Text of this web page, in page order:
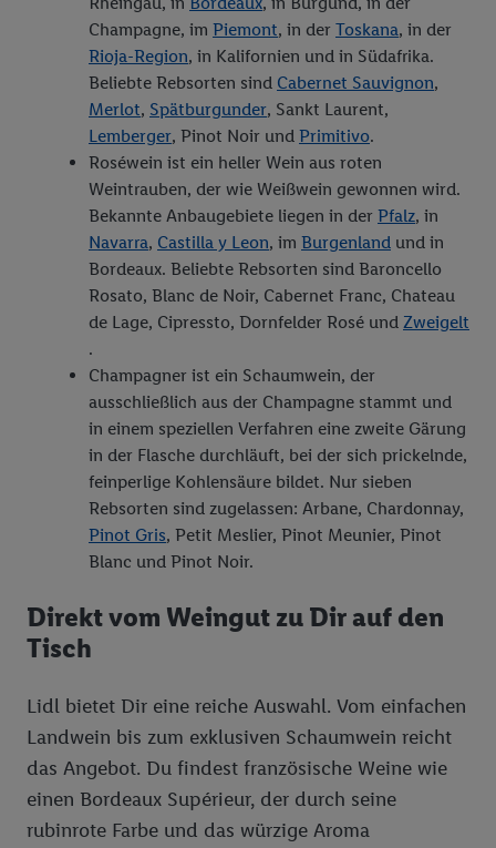
Champagne, im Piemont, in der Toskana, in der
Rioja-Region, in Kalifornien und in Südafrika.
Beliebte Rebsorten sind Cabernet Sauvignon,
Merlot, Spätburgunder, Sankt Laurent,
Lemberger, Pinot Noir und Primitivo.
Roséwein ist ein heller Wein aus roten
Weintrauben, der wie Weißwein gewonnen wird.
Bekannte Anbaugebiete liegen in der Pfalz, in
Navarra, Castilla y Leon, im Burgenland und in
Bordeaux. Beliebte Rebsorten sind Baroncello
Rosato, Blanc de Noir, Cabernet Franc, Chateau
de Lage, Cipressto, Dornfelder Rosé und Zweigelt
.
Champagner ist ein Schaumwein, der
ausschließlich aus der Champagne stammt und
in einem speziellen Verfahren eine zweite Gärung
in der Flasche durchläuft, bei der sich prickelnde,
feinperlige Kohlensäure bildet. Nur sieben
Rebsorten sind zugelassen: Arbane, Chardonnay,
Pinot Gris, Petit Meslier, Pinot Meunier, Pinot
Blanc und Pinot Noir.
Direkt vom Weingut zu Dir auf den
Tisch
Lidl bietet Dir eine reiche Auswahl. Vom einfachen
Landwein bis zum exklusiven Schaumwein reicht
das Angebot. Du findest französische Weine wie
einen Bordeaux Supérieur, der durch seine
rubinrote Farbe und das würzige Aroma
Zudem werden einem der o.g. Partner Daten über Ihr
Kaufverhalten in den Lidl-Diensten zur Verfügung gestellt,
damit dieser alseigenständig Verantwortlicherden Erfolg von
Werbekampagnen seiner Auftraggeber messen kann.
Die Erstellung personalisierter Werbung basiert auf der
Generierung von auch mit Daten von anderen Diensten
angereicherten Profilen. Dies umfasst die Zusammenführung
von Daten (z.B. über Ihre Nutzung der Lidl-Dienste, Ihr
Kaufverhalten in den Lidl-Diensten, Informationen aus Ihrem
Kundenkonto - z.B. Alter oder Geschlecht - sowie Ihre genauen
Standortdaten) auch über verschiedene Endgeräte und Lidl-
Dienste hinweg einschließlich dem Speichern von und/ oder
dem Zugriff auf Informationen auf Ihren Endgeräten zur
Erstellung von Zielgruppen (sogenannten Segmenten). Im
Zusammenhang mit dem Ausspielen dieser Werbung erfolgen
Verarbeitungen auch zur Leistungs-/ Erfolgsmessung der
Werbung, zur Zielgruppenforschung, zur Entwicklung von
Angeboten sowie zur technischen Sicherung und Optimierung
dieser Werbeausspielungen.
Sofern Sie hier Ihre Zustimmung dazu erteilen und danach ein
Lidl Plus-Konto erstellen bzw. sich in Ihr bestehendes Lidl
Plus-Konto einloggen, kann darüber hinaus auch Ihre dort
Verantwortlichkeit mit einem der oben genannten Partner
verwendet werden, um daraus eine spezielle Online-Kennung
die sogleich beschriebene Utiq-Kennung verwenden können,
um Sie in von Dritten betriebenen Diensten zu erkennen und
uns und einem der anderen oben genannten Partner auch Ihre
in einen Hashwert umgewandelte E-Mail-Adresse in
gemeinsamer Verantwortlichkeit verarbeitet.